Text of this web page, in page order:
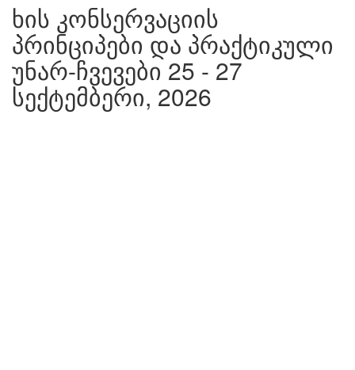
ხის კონსერვაციის
პრინციპები და პრაქტიკული
უნარ-ჩვევები 25 - 27
სექტემბერი, 2026